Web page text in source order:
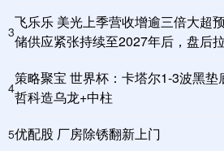
3
飞乐乐 美光上季营收增逾三倍大超
储供应紧张持续至2027年后，盘后
4
策略聚宝 世界杯：卡塔尔1-3波黑
哲科造乌龙+中柱
5优配股 厂房除锈翻新上门